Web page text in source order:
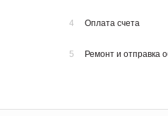
4 Оплата счета
5 Ремонт и отправка